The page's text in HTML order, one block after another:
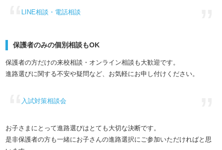
LINE相談・電話相談
保護者のみの個別相談もOK
保護者の方だけの来校相談・オンライン相談も大歓迎です。
進路選びに関する不安や疑問など、お気軽にお申し付けください。
入試対策相談会
お子さまにとって進路選びはとても大切な決断です。
是非保護者の方も一緒にお子さんの進路選択にご参加いただければと思